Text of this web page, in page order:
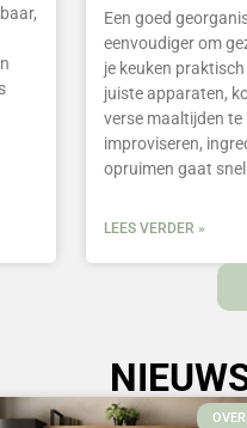
Een goed
eenvoudiger om
je keuken
juiste apparaten,
verse maaltijden
improviseren,
opruimen gaat
LEES VERDER »